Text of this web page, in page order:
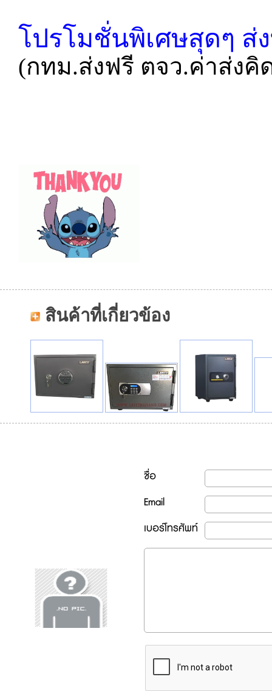
โปรโมชั่นพิเศษสุดๆ ส่
(กทม.ส่งฟรี ตจว.ค่าส่งคิ
สินค้าที่เกี่ยวข้อง
ชื่อ
Email
เบอร์โทรศัพท์